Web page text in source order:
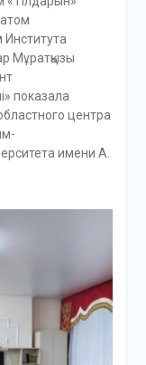
Института
Мұратқызы
показала
центра
имени А.